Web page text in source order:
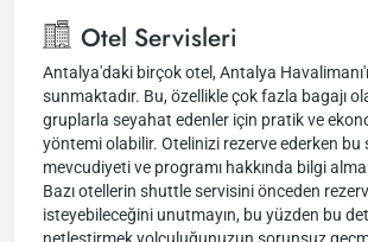
Otel Servisleri
Antalya'daki birçok otel, Antalya
sunmaktadır. Bu, özellikle çok fazla bagajı
gruplarla seyahat edenler için pratik ve
yöntemi olabilir. Otelinizi rezerve ederken bu
mevcudiyeti ve programı hakkında bilgi
Bazı otellerin shuttle servisini önceden
isteyebileceğini unutmayın, bu yüzden bu